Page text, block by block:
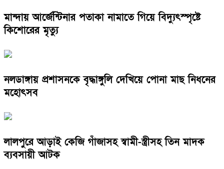
মান্দায় আর্জেন্টিনার পতাকা নামাতে গিয়ে বিদ্যুৎস্পৃষ্টে
কিশোরের মৃত্যু
নলডাঙ্গায় প্রশাসনকে বৃদ্ধাঙ্গুলি দেখিয়ে পোনা মাছ নিধনের
মহোৎসব
লালপুরে আড়াই কেজি গাঁজাসহ স্বামী-স্ত্রীসহ তিন মাদক
ব্যবসায়ী আটক